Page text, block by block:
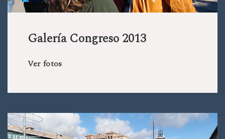
Galería Congreso 2013
Ver fotos